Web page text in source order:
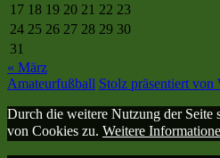
17 18 19 20 21 22 23
24 25 26 27 28 29 30
31
« März
Amateurfußball Stolz präsentiert von
Durch die weitere Nutzung der Seite
von Cookies zu. Weitere